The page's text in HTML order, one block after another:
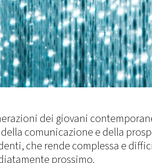
dei giovani
comunicazione e della
che rende complessa e
prossimo.